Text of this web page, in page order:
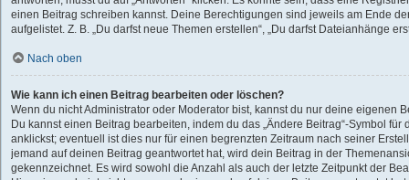
einen Beitrag schreiben kannst. Deine Berechtigungen sind jeweils am Ende
aufgelistet. Z. B. „Du darfst neue Themen erstellen“, „Du darfst Dateianhänge
Nach oben
Wie kann ich einen Beitrag bearbeiten oder löschen?
Wenn du nicht Administrator oder Moderator bist, kannst du nur deine eigenen
Du kannst einen Beitrag bearbeiten, indem du das „Ändere Beitrag“-Symbol
anklickst; eventuell ist dies nur für einen begrenzten Zeitraum nach seiner
jemand auf deinen Beitrag geantwortet hat, wird dein Beitrag in der
gekennzeichnet. Es wird sowohl die Anzahl als auch der letzte Zeitpunkt der